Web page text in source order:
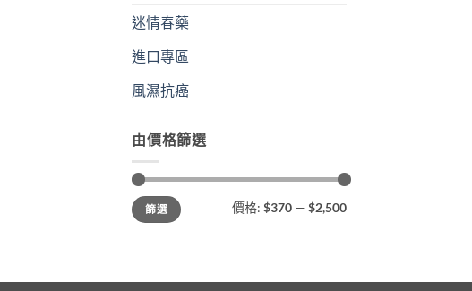
迷情春藥
進口專區
風濕抗癌
由價格篩選
最
低
價
最
高
價
篩選 價格: $370 — $2,500